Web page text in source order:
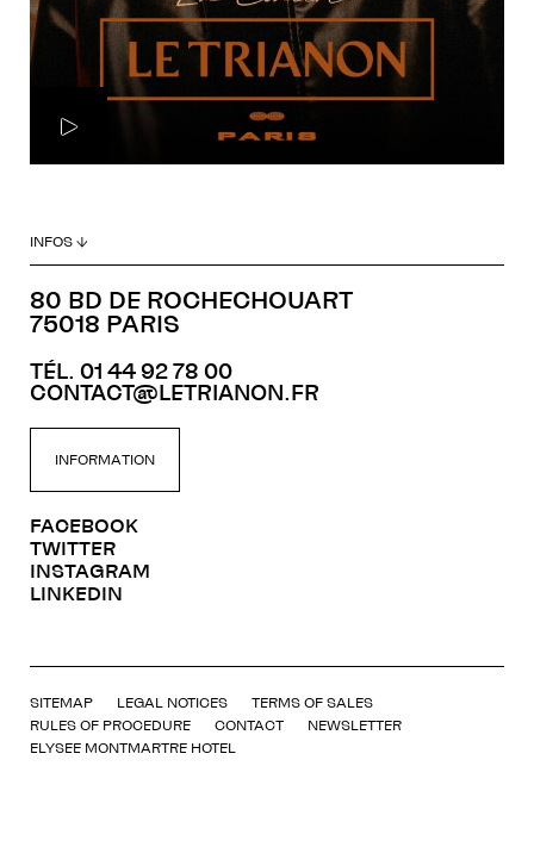
INFOS ↓
80 BD DE ROCHECHOUART
75018 PARIS
TÉL. 01 44 92 78 00
CONTACT@LETRIANON.FR
INFORMATION
FACEBOOK
TWITTER
INSTAGRAM
LINKEDIN
SITEMAP LEGAL NOTICES
TERMS OF SALES
RULES OF PROCEDURE
CONTACT
NEWSLETTER
ELYSEE MONTMARTRE HOTEL